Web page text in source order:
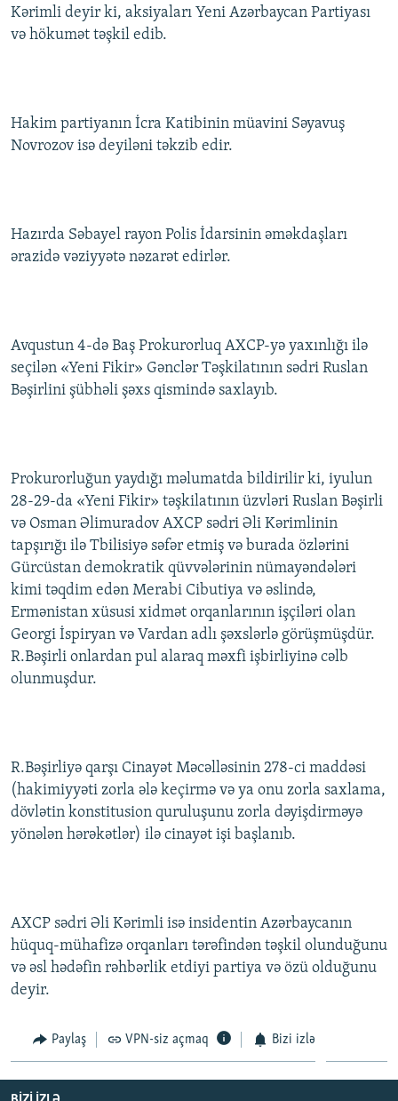
Kərimli deyir ki, aksiyaları Yeni Azərbaycan Partiyası
və hökumət təşkil edib.
Hakim partiyanın İcra Katibinin müavini Səyavuş
Novrozov isə deyiləni təkzib edir.
Hazırda Səbayel rayon Polis İdarsinin əməkdaşları
ərazidə vəziyyətə nəzarət edirlər.
Avqustun 4-də Baş Prokurorluq AXCP-yə yaxınlığı ilə
seçilən «Yeni Fikir» Gənclər Təşkilatının sədri Ruslan
Bəşirlini şübhəli şəxs qismində saxlayıb.
Prokurorluğun yaydığı məlumatda bildirilir ki, iyulun
28-29-da «Yeni Fikir» təşkilatının üzvləri Ruslan Bəşirli
və Osman Əlimuradov AXCP sədri Əli Kərimlinin
tapşırığı ilə Tbilisiyə səfər etmiş və burada özlərini
Gürcüstan demokratik qüvvələrinin nümayəndələri
kimi təqdim edən Merabi Cibutiya və əslində,
Ermənistan xüsusi xidmət orqanlarının işçiləri olan
Georgi İspiryan və Vardan adlı şəxslərlə görüşmüşdür.
R.Bəşirli onlardan pul alaraq məxfi işbirliyinə cəlb
olunmuşdur.
R.Bəşirliyə qarşı Cinayət Məcəlləsinin 278-ci maddəsi
(hakimiyyəti zorla ələ keçirmə və ya onu zorla saxlama,
dövlətin konstitusion quruluşunu zorla dəyişdirməyə
yönələn hərəkətlər) ilə cinayət işi başlanıb.
AXCP sədri Əli Kərimli isə insidentin Azərbaycanın
hüquq-mühafizə orqanları tərəfindən təşkil olunduğunu
və əsl hədəfin rəhbərlik etdiyi partiya və özü olduğunu
deyir.
Paylaş VPN-siz açmaq Bizi izlə